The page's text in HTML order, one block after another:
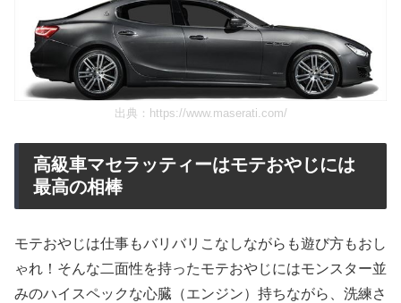
出典： https://www.maserati.com/
高級車マセラッティーはモテおやじには
最高の相棒
モテおやじは仕事もバリバリこなしながらも遊び方もおし
ゃれ！そんな二面性を持ったモテおやじにはモンスター並
みのハイスペックな心臓（エンジン）持ちながら、洗練さ